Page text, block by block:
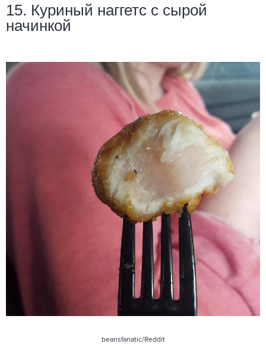
15. Куриный наггетс с сырой
начинкой
beansfanatic/Reddit